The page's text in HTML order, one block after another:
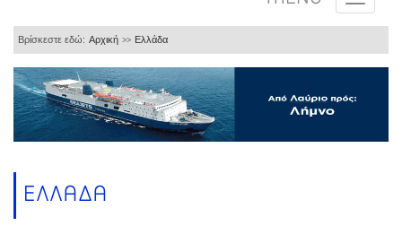
Βρίσκεστε εδώ: Αρχική >> Ελλάδα
ΕΛΛΑΔΑ